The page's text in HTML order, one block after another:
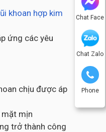
Chat Face
Chat Zalo
Phone
khoan hợp kim
ứng các yêu
chịu được áp
mặt mịn
trở thành công